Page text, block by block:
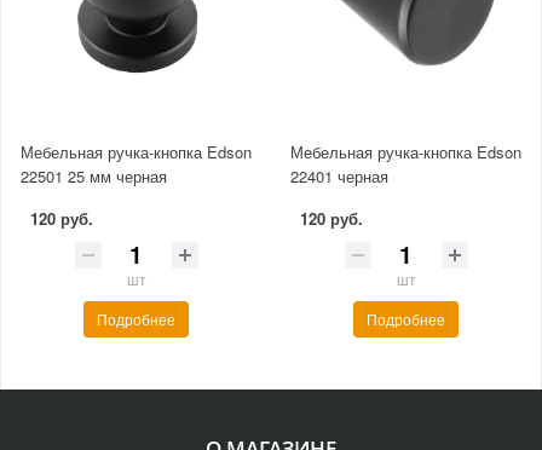
Мебельная ручка-кнопка Edson
22501 25 мм черная
120 руб.
шт
Подробнее
Мебельная ручка-кнопка Edson
22401 черная
120 руб.
шт
Подробнее